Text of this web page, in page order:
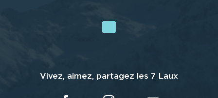
Vivez, aimez, partagez les 7 Laux